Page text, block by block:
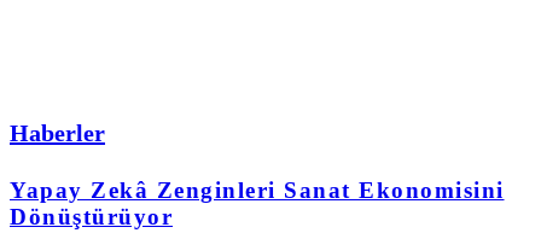
Haberler
Yapay Zekâ Zenginleri Sanat Ekonomisini
Dönüştürüyor